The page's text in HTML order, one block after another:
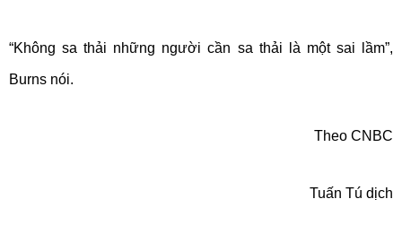
“Không sa thải những người cần sa thải là một sai lầm”,
Burns nói.
Theo CNBC
Tuấn Tú dịch